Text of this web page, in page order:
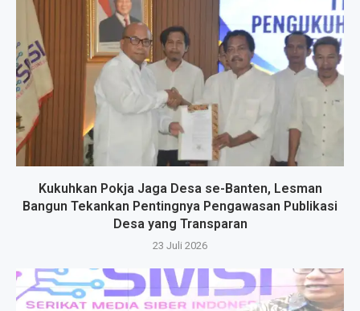
Kukuhkan Pokja Jaga Desa se-Banten, Lesman
Bangun Tekankan Pentingnya Pengawasan Publikasi
Desa yang Transparan
23 Juli 2026